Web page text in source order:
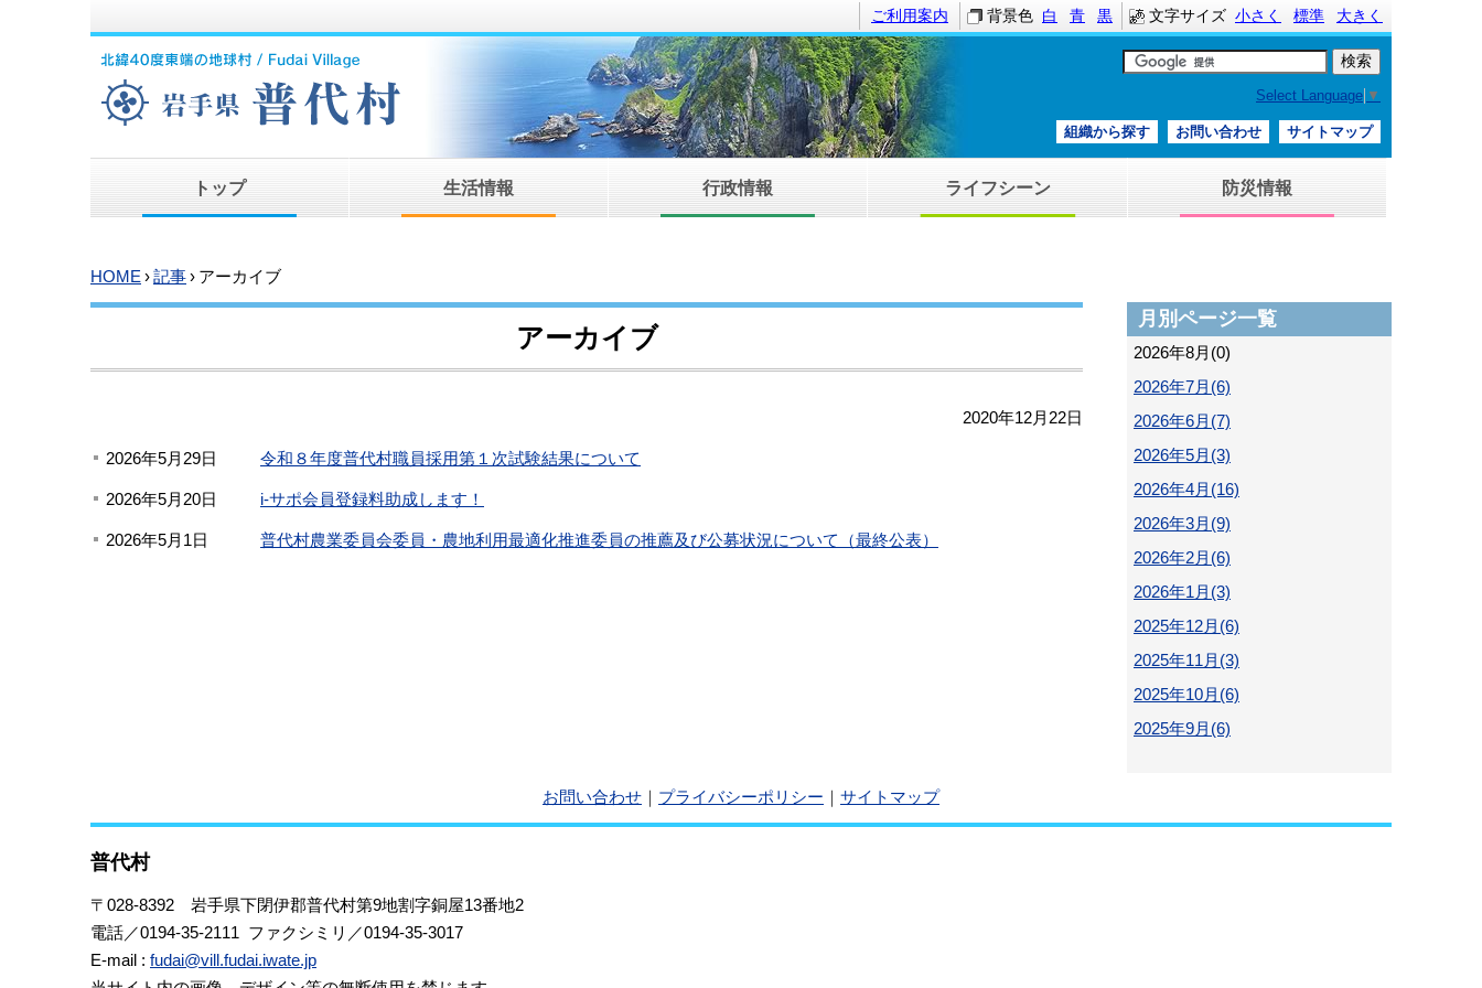
ご利用案内 背景色 白 青 黒 文字サイズ 小さく 標準 大きく
Select Language ▼
組織から探す お問い合わせ サイトマップ
トップ 生活情報 行政情報 ライフシーン 防災情報
HOME ›記事› アーカイブ
アーカイブ
2020年12月22日
2026年5月29日 令和８年度普代村職員採用第１次試験結果について
2026年5月20日 i-サポ会員登録料助成します！
2026年5月1日 普代村農業委員会委員・農地利用最適化推進委員の推薦及び公募状況について（最終公表）
月別ページ一覧
2026年8月(0)
2026年7月(6)
2026年6月(7)
2026年5月(3)
2026年4月(16)
2026年3月(9)
2026年2月(6)
2026年1月(3)
2025年12月(6)
2025年11月(3)
2025年10月(6)
2025年9月(6)
お問い合わせ プライバシーポリシー サイトマップ
普代村
〒028-8392 岩手県下閉伊郡普代村第9地割字銅屋13番地2
電話／0194-35-2111 ファクシミリ／0194-35-3017
E-mail : fudai@vill.fudai.iwate.jp